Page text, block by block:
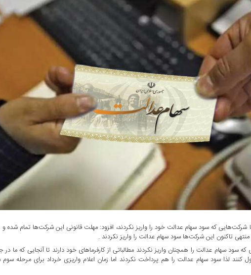
شرکت‌هایی که سود سهام عدالت خود را واریز نکردند، افزود: مهلت قانونی این شرکت‌ها تمام شده
سود سهام عدالت را همچنان واریز نکردند مطالباتی از کارفرماهای خود دارند تا آنجایی که ما
کنند لذا سود سهام عدالت را هم پرداخت نکردند اما زمان اعلام واریزی خرداد برای مرحله